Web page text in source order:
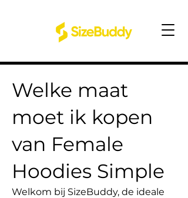
Welke maat
moet ik kopen
van Female
Hoodies Simple
Welkom bij SizeBuddy, de ideale